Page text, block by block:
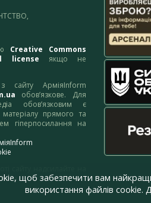
Creative Commons
license якщо не
сайту АрміяInform
обов’язкове. Для
обов’язковим є
прямого та
гіперпосилання на
щоб забезпечити вам
використання файлів cookie.